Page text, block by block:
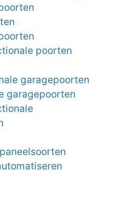
poorten
garagepoorten
garagepoorten